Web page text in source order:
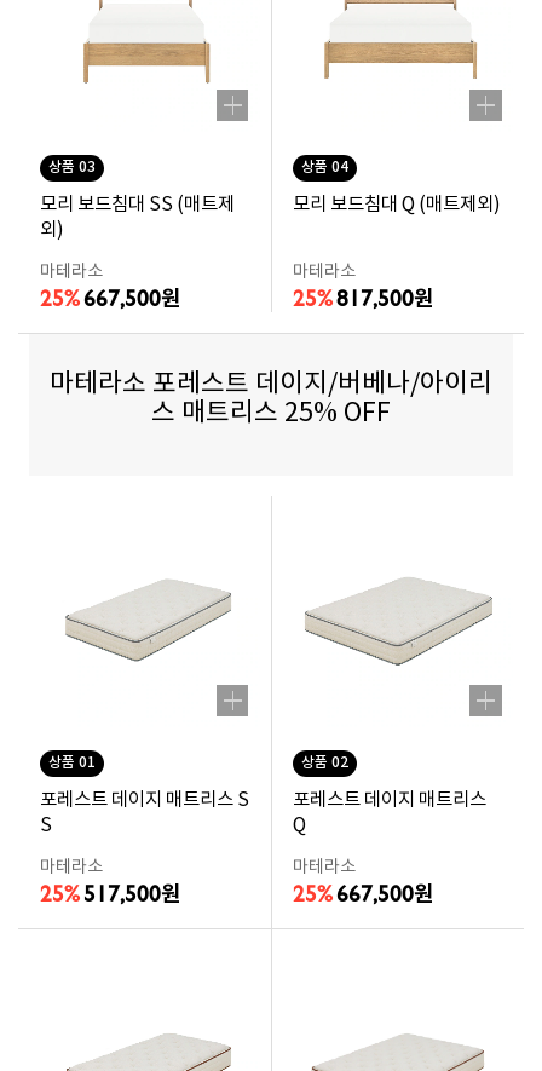
상품 03
모리 보드침대 SS (매트제
외)
마테라소
25%667,500원
상품 04
모리 보드침대 Q (매트제외)
마테라소
25%817,500원
마테라소 포레스트 데이지/버베나/아이리
스 매트리스 25% OFF
상품 01
포레스트 데이지 매트리스 S
S
마테라소
25%517,500원
상품 02
포레스트 데이지 매트리스
Q
마테라소
25%667,500원